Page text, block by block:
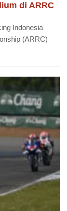
di ARRC
Indonesia
(ARRC)